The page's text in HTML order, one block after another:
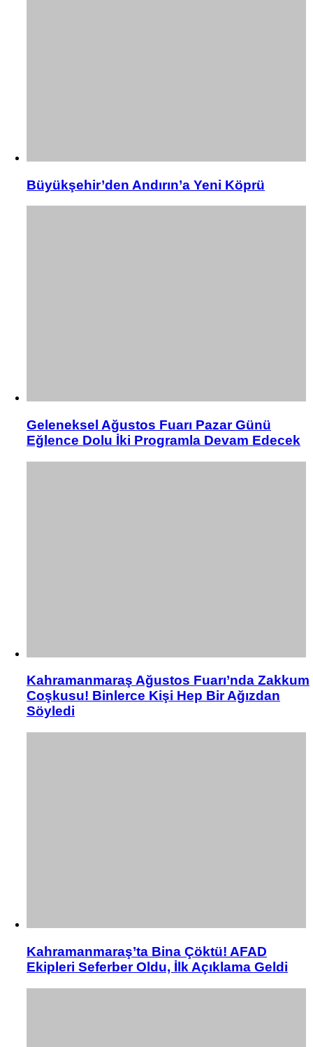
Büyükşehir’den Andırın’a Yeni Köprü
Geleneksel Ağustos Fuarı Pazar Günü
Eğlence Dolu İki Programla Devam Edecek
Kahramanmaraş Ağustos Fuarı’nda Zakkum
Coşkusu! Binlerce Kişi Hep Bir Ağızdan
Söyledi
Kahramanmaraş’ta Bina Çöktü! AFAD
Ekipleri Seferber Oldu, İlk Açıklama Geldi